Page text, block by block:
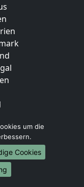
um die
Cookies